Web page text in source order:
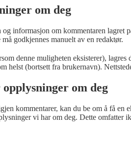
om deg
informasjon om kommentaren
godkjennes manuelt av en redaktør.
denne muligheten eksisterer),
helst (bortsett fra brukernavn).
om deg
kommentarer, kan du be om å få
vi har om deg. Dette